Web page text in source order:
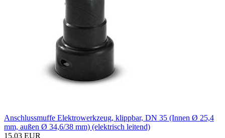
Anschlussmuffe Elektrowerkzeug, klippbar, DN 35 (Innen Ø 25,4
mm, außen Ø 34,6/38 mm) (elektrisch leitend)
15,03 EUR